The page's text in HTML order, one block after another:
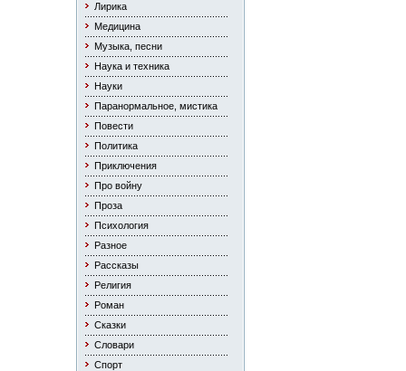
Лирика
Медицина
Музыка, песни
Наука и техника
Науки
Паранормальное, мистика
Повести
Политика
Приключения
Про войну
Проза
Психология
Разное
Рассказы
Религия
Роман
Сказки
Словари
Спорт